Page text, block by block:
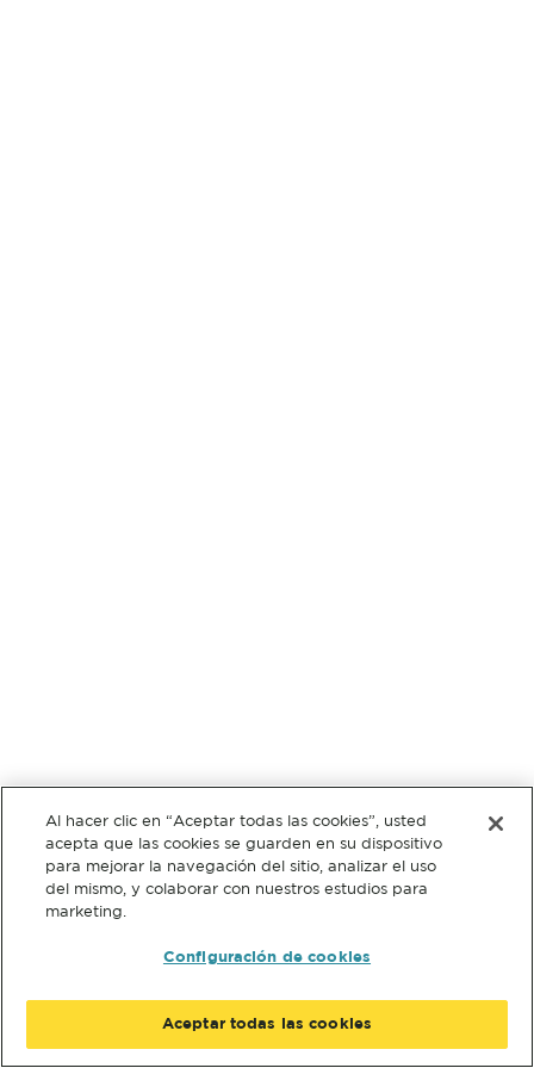
Al hacer clic en “Aceptar todas las cookies”, usted
acepta que las cookies se guarden en su dispositivo
para mejorar la navegación del sitio, analizar el uso
del mismo, y colaborar con nuestros estudios para
marketing.
Configuración de cookies
Aceptar todas las cookies